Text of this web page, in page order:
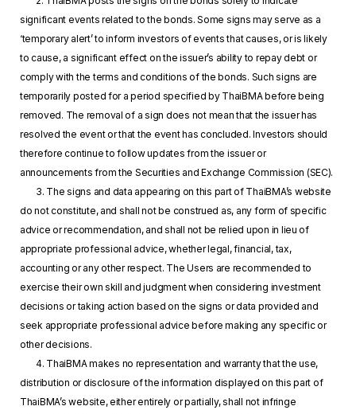
significant events related to the bonds. Some signs may serve as a
‘temporary alert’ to inform investors of events that causes, or is likely
to cause, a significant effect on the issuer’s ability to repay debt or
comply with the terms and conditions of the bonds. Such signs are
temporarily posted for a period specified by ThaiBMA before being
removed. The removal of a sign does not mean that the issuer has
resolved the event or that the event has concluded. Investors should
therefore continue to follow updates from the issuer or
announcements from the Securities and Exchange Commission (SEC).
3. The signs and data appearing on this part of ThaiBMA’s website
do not constitute, and shall not be construed as, any form of specific
advice or recommendation, and shall not be relied upon in lieu of
appropriate professional advice, whether legal, financial, tax,
accounting or any other respect. The Users are recommended to
exercise their own skill and judgment when considering investment
decisions or taking action based on the signs or data provided and
seek appropriate professional advice before making any specific or
other decisions.
4. ThaiBMA makes no representation and warranty that the use,
distribution or disclosure of the information displayed on this part of
ThaiBMA’s website, either entirely or partially, shall not infringe